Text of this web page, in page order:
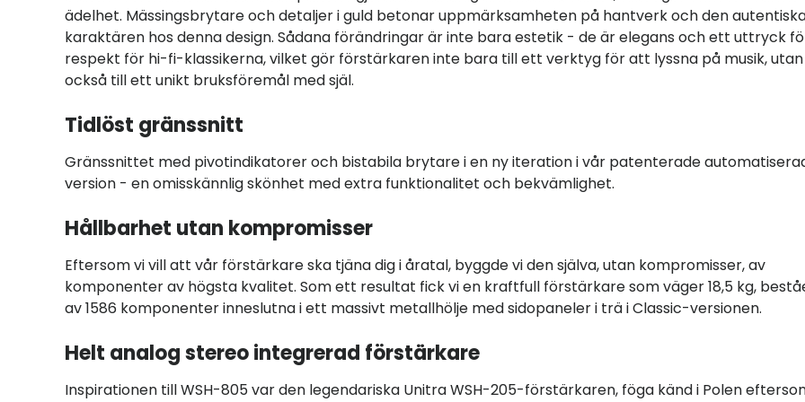
ädelhet. Mässingsbrytare och detaljer i guld betonar uppmärksamheten på hantverk och den
karaktären hos denna design. Sådana förändringar är inte bara estetik - de är elegans och ett uttryck
respekt för hi-fi-klassikerna, vilket gör förstärkaren inte bara till ett verktyg för att lyssna på musik, utan
också till ett unikt bruksföremål med själ.
Tidlöst gränssnitt
Gränssnittet med pivotindikatorer och bistabila brytare i en ny iteration i vår patenterade
version - en omisskännlig skönhet med extra funktionalitet och bekvämlighet.
Hållbarhet utan kompromisser
Eftersom vi vill att vår förstärkare ska tjäna dig i åratal, byggde vi den själva, utan kompromisser, av
komponenter av högsta kvalitet. Som ett resultat fick vi en kraftfull förstärkare som väger 18,5 kg,
av 1586 komponenter inneslutna i ett massivt metallhölje med sidopaneler i trä i Classic-versionen.
Helt analog stereo integrerad förstärkare
Inspirationen till WSH-805 var den legendariska Unitra WSH-205-förstärkaren, föga känd i Polen